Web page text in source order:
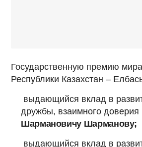
Государственную премию
Республики Казахстан –
выдающийся вклад в
дружбы, взаимного
Шармановичу Шарманову;
выдающийся вклад в